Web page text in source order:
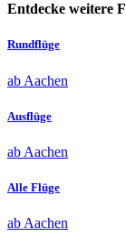
Entdecke weitere
Rundflüge
ab Aachen
Ausflüge
ab Aachen
Alle Flüge
ab Aachen